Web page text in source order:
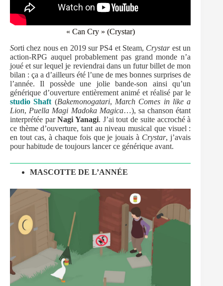
« Can Cry » (Crystar)
Sorti chez nous en 2019 sur PS4 et Steam, Crystar est un
action-RPG auquel probablement pas grand monde n’a
joué et sur lequel je reviendrai dans un futur billet de mon
bilan : ça a d’ailleurs été l’une de mes bonnes surprises de
l’année. Il possède une jolie bande-son ainsi qu’un
générique d’ouverture entièrement animé et réalisé par le
studio Shaft (Bakemonogatari, March Comes in like a
Lion, Puella Magi Madoka Magica…), sa chanson étant
interprétée parNagi Yanagi. J’ai tout de suite accroché à
ce thème d’ouverture, tant au niveau musical que visuel :
en tout cas, à chaque fois que je jouais à Crystar, j’avais
pour habitude de toujours lancer ce générique avant.
MASCOTTE DE L’ANNÉE